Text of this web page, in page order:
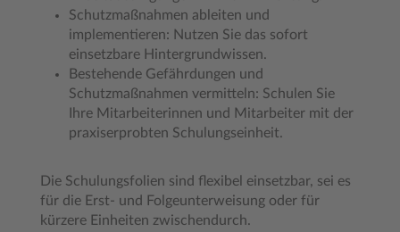
Schutzmaßnahmen ableiten und
implementieren: Nutzen Sie das sofort
einsetzbare Hintergrundwissen.
Bestehende Gefährdungen und
Schutzmaßnahmen vermitteln: Schulen Sie
Ihre Mitarbeiterinnen und Mitarbeiter mit der
praxiserprobten Schulungseinheit.
Die Schulungsfolien sind flexibel einsetzbar, sei es
für die Erst- und Folgeunterweisung oder für
kürzere Einheiten zwischendurch.